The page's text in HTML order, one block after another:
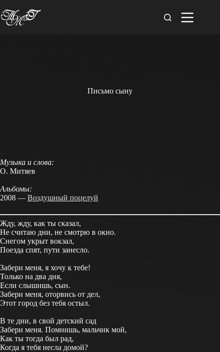
к
сути
Письмо сыну
Музыка и слова:
О. Митяев
Альбомы:
2008 — Воздушный поцелуй
Жду, жду, как ты сказал,
Не считаю дни, не смотрю в окно.
Снегом укрыт вокзал,
Поезда спят, пути занесло.
Забери меня, я хочу к тебе!
Только на два дня,
Если слышишь, сын.
Забери меня, оторвись от дел,
Этот город без тебя остыл.
В те дни, в свой детский сад
Забери меня. Помнишь, мальчик мой,
Как ты тогда был рад,
Когда я тебя несла домой?